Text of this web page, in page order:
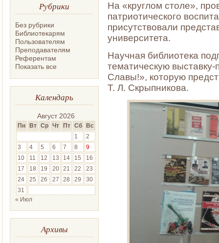
Рубрики
Без рубрики
Библиотекарям
Пользователям
Преподавателям
Референтам
Показать все
Календарь
Август 2026
Пн Вт Ср Чт Пт Сб Вс
1
2
3
4 5 6 7 8
9
10
11 12 13 14 15
16
17
18 19 20 21 22
23
24
25 26 27 28 29
30
31
« Июл
Архивы
На «круглом столе»,
патриотического
присутствовали
университета.
Научная библиотека
тематическую
Славы!», которую
Т. Л. Скрыпникова.